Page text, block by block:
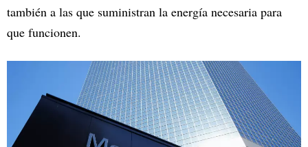
también a las que suministran la energía necesaria para
que funcionen.